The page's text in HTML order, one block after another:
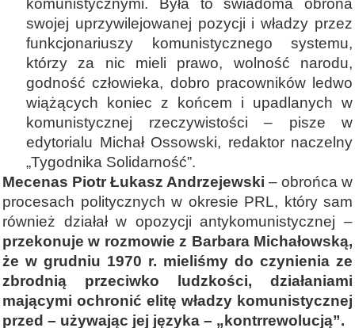
komunistycznymi. Była to świadoma obrona
swojej uprzywilejowanej pozycji i władzy przez
funkcjonariuszy komunistycznego systemu,
którzy za nic mieli prawo, wolność narodu,
godność człowieka, dobro pracowników ledwo
wiążących koniec z końcem i upadlanych w
komunistycznej rzeczywistości – pisze w
edytorialu Michał Ossowski, redaktor naczelny
„Tygodnika Solidarność”.
Mecenas Piotr Łukasz Andrzejewski – obrońca w
procesach politycznych w okresie PRL, który sam
również działał w opozycji antykomunistycznej –
przekonuje w rozmowie z Barbara Michałowską,
że w grudniu 1970 r. mieliśmy do czynienia ze
zbrodnią przeciwko ludzkości, działaniami
mającymi ochronić elitę władzy komunistycznej
przed – używając jej języka – „kontrrewolucją”.